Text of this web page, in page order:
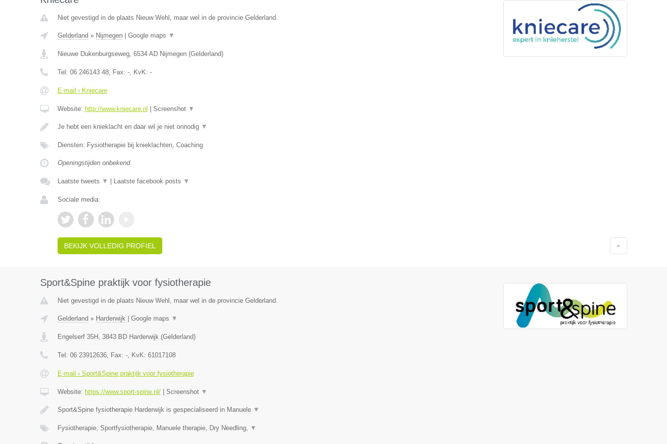
Niet gevestigd in de plaats Nieuw Wehl, maar wel in de provincie Gelderland.
Gelderland » Nijmegen| Google maps ▼
Nieuwe Dukenburgseweg, 6534 AD Nijmegen(Gelderland)
Tel: 06 246143 48, Fax: -, KvK: -
E-mail › Kniecare
Website: http://www.kniecare.nl Screenshot ▼
Je hebt een knieklacht en daar wil je niet onnodig ▼
Diensten: Fysiotherapie bij knieklachten, Coaching
Openingstijden onbekend
Laatste tweets ▼ Laatste facebook posts ▼
Sociale media:
BEKIJK VOLLEDIG PROFIEL
Sport&Spine praktijk voor fysiotherapie
Niet gevestigd in de plaats Nieuw Wehl, maar wel in de provincie Gelderland.
Gelderland » Harderwijk| Google maps ▼
Engelserf 35H , 3843 BD Harderwijk(Gelderland)
Tel: 06 23912636, Fax: -, KvK: 61017108
E-mail › Sport&Spine praktijk voor fysiotherapie
Website: https://www.sport-spine.nl/| Screenshot ▼
Sport&Spine fysiotherapie Harderwijk is gespecialiseerd in Manuele ▼
Fysiotherapie, Sportfysiotherapie, Manuele therapie, Dry Needling, ▼